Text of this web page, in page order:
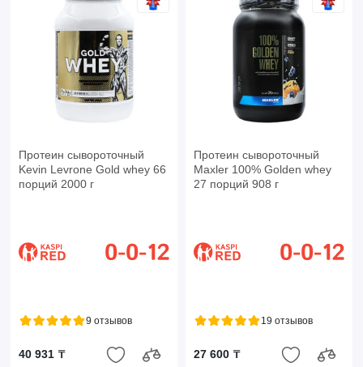
Протеин сывороточный
Kevin Levrone Gold whey 66
порций 2000 г
9 отзывов
40 931 ₸
Протеин сывороточный
Maxler 100% Golden whey
27 порций 908 г
19 отзывов
27 600 ₸